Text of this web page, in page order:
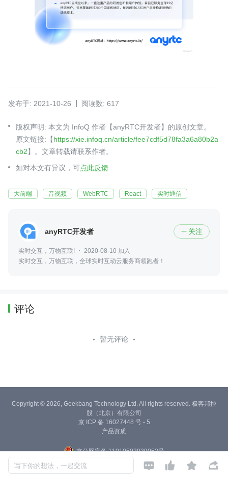
发布于: 2021-10-26 阅读数: 617
版权声明: 本文为 InfoQ 作者【anyRTC开发者】的原创文章。
原文链接:【https://xie.infoq.cn/article/fee7cdf5d78fa3a6a80b2a
cb2】。文章转载请联系作者。
如对本文有异议，可点此反馈
大前端 音视频 WebRTC React 实时通信
anyRTC开发者  关注
实时交互，万物互联!
2020-08-10 加入
实时交互，万物互联，全球实时互动云服务商领跑者！
评论
暂无评论
写下你的想法，一起交流    
Copyright © 2026, Geekbang Technology Ltd. All rights reserved. 极客邦控
股（北京）有限公司
京 ICP 备 16027448 号 - 5
产品资质
京公网安备 11010502039052号